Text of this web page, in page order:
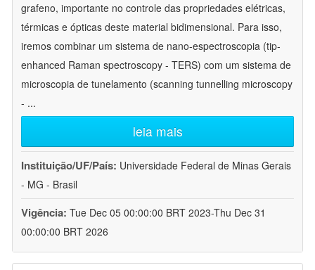
grafeno, importante no controle das propriedades elétricas,
térmicas e ópticas deste material bidimensional. Para isso,
iremos combinar um sistema de nano-espectroscopia (tip-
enhanced Raman spectroscopy - TERS) com um sistema de
microscopia de tunelamento (scanning tunnelling microscopy
- ...
leia mais
Instituição/UF/País: Universidade Federal de Minas Gerais
- MG - Brasil
Vigência: Tue Dec 05 00:00:00 BRT 2023-Thu Dec 31
00:00:00 BRT 2026